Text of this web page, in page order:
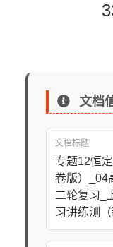
文档
文档标题
专题12恒
卷版）_04
二轮复习_
习讲练测